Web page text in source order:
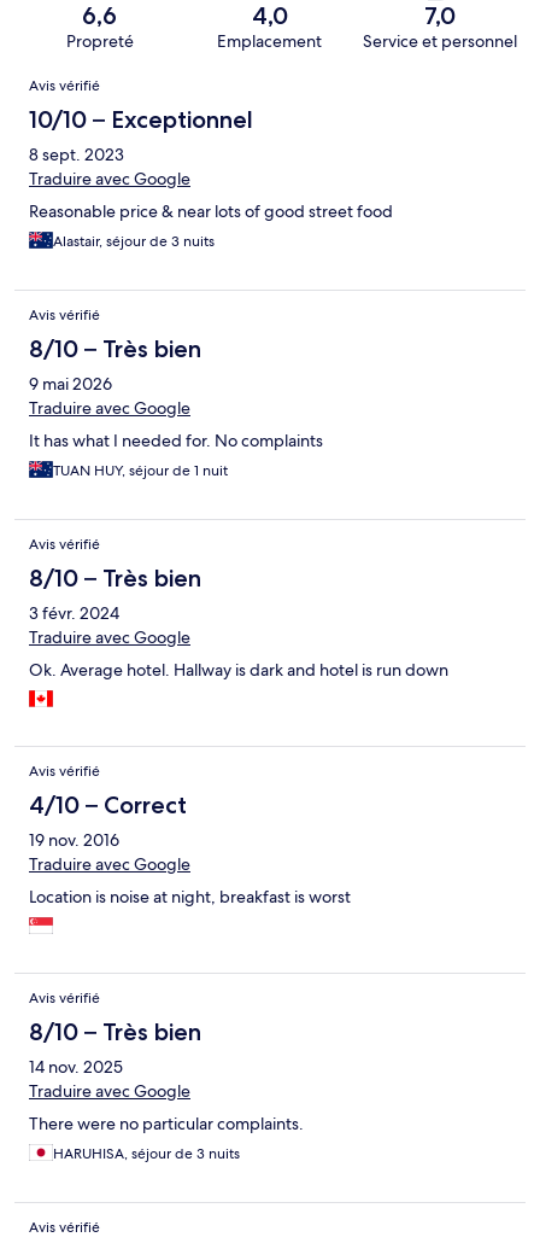
6,6
Propreté
4,0
Emplacement
7,0
Service et personnel
Avis
Avis vérifié
10/10 – Exceptionnel
8 sept. 2023
Traduire avec Google
Reasonable price & near lots of good street food
Alastair, séjour de 3 nuits
Avis vérifié
8/10 – Très bien
9 mai 2026
Traduire avec Google
It has what I needed for. No complaints
TUAN HUY, séjour de 1 nuit
Avis vérifié
8/10 – Très bien
3 févr. 2024
Traduire avec Google
Ok. Average hotel. Hallway is dark and hotel is run down
Avis vérifié
4/10 – Correct
19 nov. 2016
Traduire avec Google
Location is noise at night, breakfast is worst
Avis vérifié
8/10 – Très bien
14 nov. 2025
Traduire avec Google
There were no particular complaints.
HARUHISA, séjour de 3 nuits
Avis vérifié